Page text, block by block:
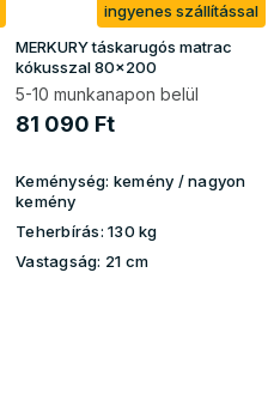
ingyenes szállítással
MERKURY táskarugós matrac
kókusszal 80x200
5-10 munkanapon belül
81 090 Ft
Keménység: kemény / nagyon
kemény
Teherbírás: 130 kg
Vastagság: 21 cm